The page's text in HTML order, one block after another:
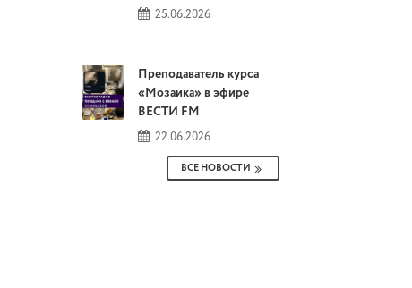
25.06.2026
Преподаватель курса
«Мозаика» в эфире
ВЕСТИ FM
22.06.2026
ВСЕ НОВОСТИ